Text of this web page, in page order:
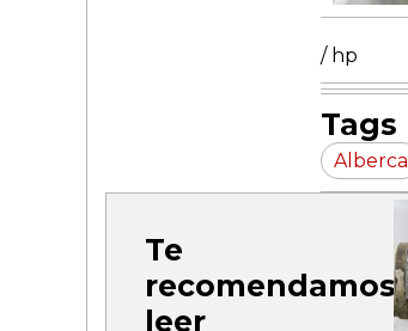
/ hp
Tags
Alberca
Te
recomendamos
leer